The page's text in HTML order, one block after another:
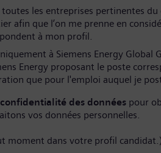
toutes les entreprises pertinentes
afin que l’on me prenne en
à mon profil.
à Siemens Energy Global
Energy proposant le poste
que pour l'emploi auquel je
des données pour
vos données personnelles.
moment dans votre profil